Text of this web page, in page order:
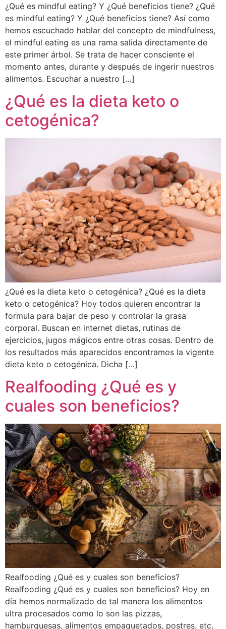
¿Qué es mindful eating? Y ¿Qué beneficios tiene? ¿Qué
es mindful eating? Y ¿Qué beneficios tiene? Así como
hemos escuchado hablar del concepto de mindfulness,
el mindful eating es una rama salida directamente de
este primer árbol. Se trata de hacer consciente el
momento antes, durante y después de ingerir nuestros
alimentos. Escuchar a nuestro […]
¿Qué es la dieta keto o
cetogénica?
¿Qué es la dieta keto o cetogénica? ¿Qué es la dieta
keto o cetogénica? Hoy todos quieren encontrar la
formula para bajar de peso y controlar la grasa
corporal. Buscan en internet dietas, rutinas de
ejercicios, jugos mágicos entre otras cosas. Dentro de
los resultados más aparecidos encontramos la vigente
dieta keto o cetogénica. Dicha […]
Realfooding ¿Qué es y
cuales son beneficios?
Realfooding ¿Qué es y cuales son beneficios?
Realfooding ¿Qué es y cuales son beneficios? Hoy en
día hemos normalizado de tal manera los alimentos
ultra procesados como lo son las pizzas,
hamburguesas, alimentos empaquetados, postres, etc.